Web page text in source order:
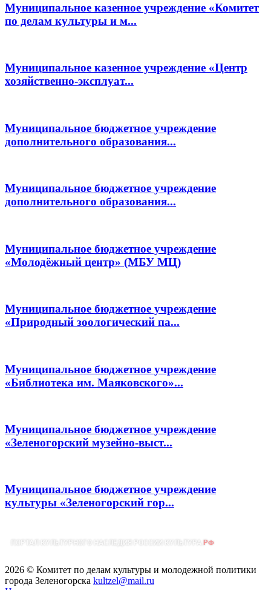
Муниципальное казенное учреждение «Комитет
по делам культуры и м...
Муниципальное казенное учреждение «Центр
хозяйственно-эксплуат...
Муниципальное бюджетное учреждение
дополнительного образования...
Муниципальное бюджетное учреждение
дополнительного образования...
Муниципальное бюджетное учреждение
«Молодёжный центр» (МБУ МЦ)
Муниципальное бюджетное учреждение
«Природный зоологический па...
Муниципальное бюджетное учреждение
«Библиотека им. Маяковского»...
Муниципальное бюджетное учреждение
«Зеленогорский музейно-выст...
Муниципальное бюджетное учреждение
культуры «Зеленогорский гор...
2026 © Комитет по делам культуры и молодежной политики
города Зеленогорска kultzel@mail.ru